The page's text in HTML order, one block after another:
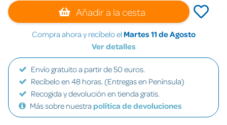
Añadir a la cesta
Compra ahora y recíbelo el Martes 11 de Agosto
Ver detalles
Envío gratuito a partir de 50 euros.
Recíbelo en 48 horas. (Entregas en Península)
Recogida y devolución en tienda gratis.
Más sobre nuestra política de devoluciones